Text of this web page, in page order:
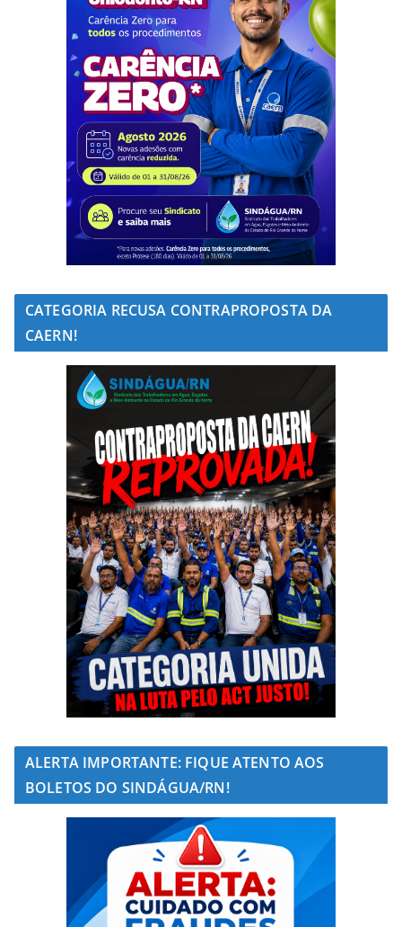
CATEGORIA RECUSA CONTRAPROPOSTA DA
CAERN!
ALERTA IMPORTANTE: FIQUE ATENTO AOS
BOLETOS DO SINDÁGUA/RN!